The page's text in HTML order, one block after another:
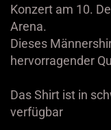
Konzert am 10.
Arena.
Dieses
hervorragender
Das Shirt ist in
verfügbar